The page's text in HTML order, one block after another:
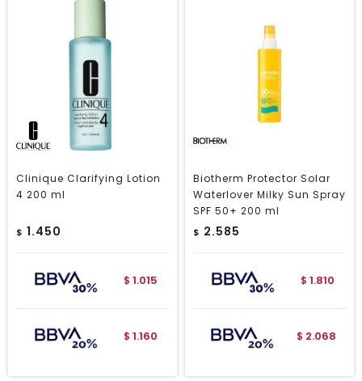
Clinique Clarifying Lotion
4 200 ml
$ 1.450
$ 1.015
$ 1.160
Biotherm Protector Solar
Waterlover Milky Sun Spray
SPF 50+ 200 ml
$ 2.585
$ 1.810
$ 2.068